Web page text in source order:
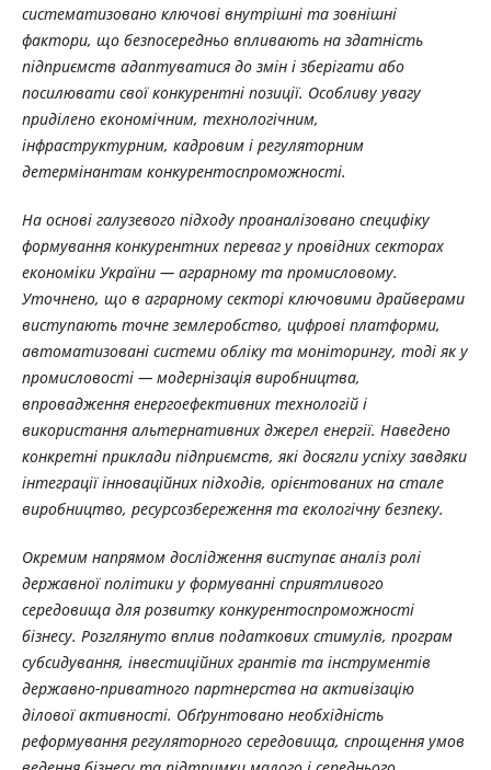
систематизовано ключові внутрішні та зовнішні
фактори, що безпосередньо впливають на здатність
підприємств адаптуватися до змін і зберігати або
посилювати свої конкурентні позиції. Особливу увагу
приділено економічним, технологічним,
інфраструктурним, кадровим і регуляторним
детермінантам конкурентоспроможності.
На основі галузевого підходу проаналізовано специфіку
формування конкурентних переваг у провідних секторах
економіки України — аграрному та промисловому.
Уточнено, що в аграрному секторі ключовими драйверами
виступають точне землеробство, цифрові платформи,
автоматизовані системи обліку та моніторингу, тоді як у
промисловості — модернізація виробництва,
впровадження енергоефективних технологій і
використання альтернативних джерел енергії. Наведено
конкретні приклади підприємств, які досягли успіху завдяки
інтеграції інноваційних підходів, орієнтованих на стале
виробництво, ресурсозбереження та екологічну безпеку.
Окремим напрямом дослідження виступає аналіз ролі
державної політики у формуванні сприятливого
середовища для розвитку конкурентоспроможності
бізнесу. Розглянуто вплив податкових стимулів, програм
субсидування, інвестиційних грантів та інструментів
державно-приватного партнерства на активізацію
ділової активності. Обґрунтовано необхідність
реформування регуляторного середовища, спрощення умов